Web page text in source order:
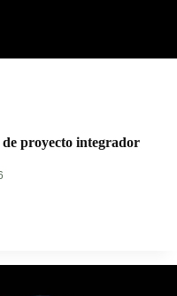
proyecto integrador